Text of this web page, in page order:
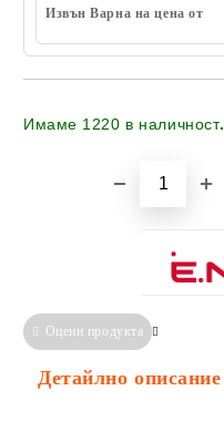
Извън Варна на цена от
Имаме 1220 в наличност.
Оцени продукта
Детайлно описание